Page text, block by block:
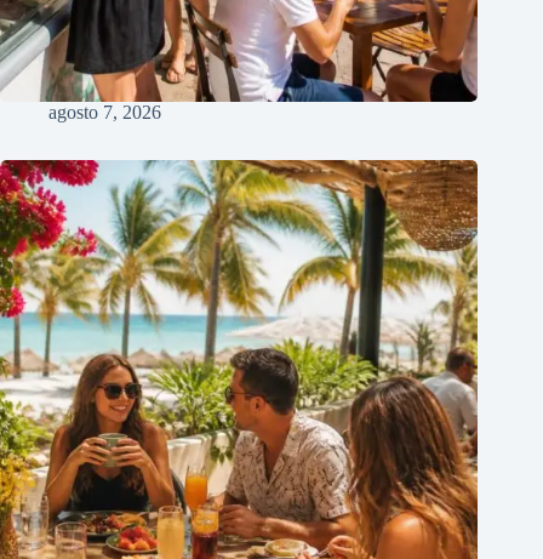
agosto 7, 2026